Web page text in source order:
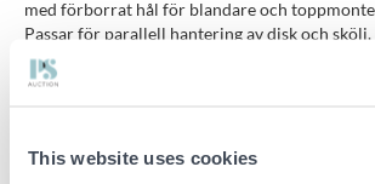
This website uses cookies
med förborrat hål för blandare och
Passar för parallell hantering av disk och skölj.
Egenskaper: